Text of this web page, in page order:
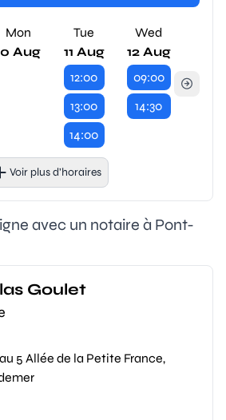
Mon
Aug
Tue
11 Aug
12:00
13:00
14:00
Wed
12 Aug
09:00
14:30
Voir plus d’horaires
avec un notaire à Pont-
Goulet
5 Allée de la Petite France,